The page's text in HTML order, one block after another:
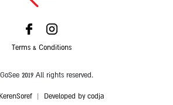
Terms & Conditions
2019 All rights reserved.
Developed by codja